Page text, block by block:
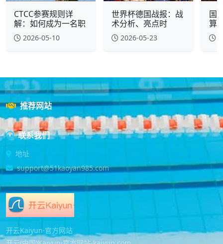
CTCC参赛规则详
解：如何成为一名职
2026-05-10
世界杯德国战报：战
术分析、亮点时
2026-05-23
国
算
推荐网站
联系我们
地址
support@51kaoyan985.com
开云Kaiyun·官方网站